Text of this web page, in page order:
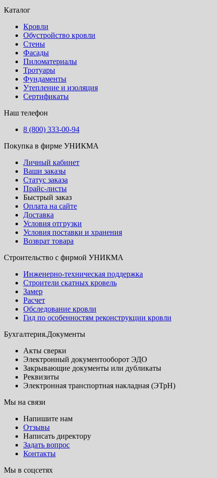
Каталог
Кровли
Обустройство кровли
Стены
Фасады
Пиломатериалы
Тротуары
Фундаменты
Утепление и изоляция
Сертификаты
Наш телефон
8 (800) 333-00-94
Покупка в фирме УНИКМА
Личный кабинет
Ваши заказы
Статус заказа
Прайс-листы
Быстрый заказ
Оплата на сайте
Доставка
Условия отгрузки
Условия поставки и хранения
Возврат товара
Строительство с фирмой УНИКМА
Инженерно-техническая поддержка
Строители скатных кровель
Замер
Расчет
Обследование кровли
Гид по особенностям реконструкции кровли
Бухгалтерия.Документы
Акты сверки
Электронный документооборот ЭДО
Закрывающие документы или дубликаты
Реквизиты
Электронная транспортная накладная (ЭТрН)
Мы на связи
Напишите нам
Отзывы
Написать директору
Задать вопрос
Контакты
Мы в соцсетях